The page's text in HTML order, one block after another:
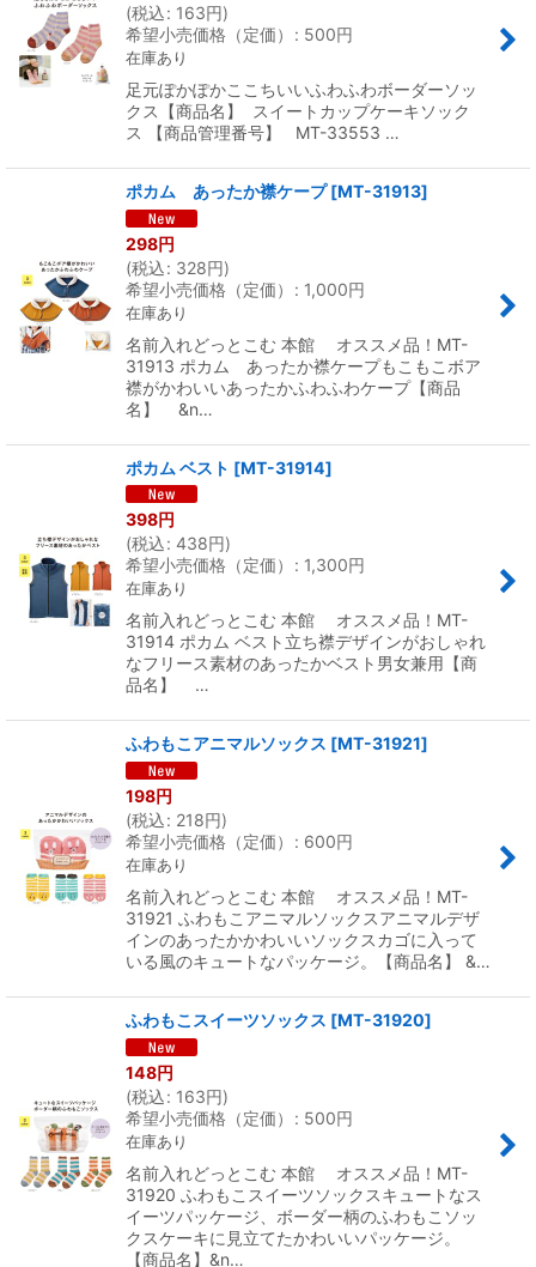
(税込: 163円)
希望小売価格（定価）
: 500円
在庫あり
足元ぽかぽかここちいいふわふわボーダーソッ
クス【商品名】 スイートカップケーキソック
ス 【商品管理番号】 MT-33553 …
ポカム あったか襟ケープ [MT-31913]
298円
(税込: 328円)
希望小売価格（定価）
: 1,000円
在庫あり
名前入れどっとこむ 本館 オススメ品！MT-
31913 ポカム あったか襟ケープもこもこボア
襟がかわいいあったかふわふわケープ【商品
名】 &n…
ポカム ベスト [MT-31914]
398円
(税込: 438円)
希望小売価格（定価）
: 1,300円
在庫あり
名前入れどっとこむ 本館 オススメ品！MT-
31914 ポカム ベスト立ち襟デザインがおしゃれ
なフリース素材のあったかベスト男女兼用【商
品名】 …
ふわもこアニマルソックス [MT-31921]
198円
(税込: 218円)
希望小売価格（定価）
: 600円
在庫あり
名前入れどっとこむ 本館 オススメ品！MT-
31921 ふわもこアニマルソックスアニマルデザ
インのあったかかわいいソックスカゴに入って
いる風のキュートなパッケージ。【商品名】 &…
ふわもこスイーツソックス [MT-31920]
148円
(税込: 163円)
希望小売価格（定価）
: 500円
在庫あり
名前入れどっとこむ 本館 オススメ品！MT-
31920 ふわもこスイーツソックスキュートなス
イーツパッケージ、ボーダー柄のふわもこソッ
クスケーキに見立てたかわいいパッケージ。
【商品名】&n…